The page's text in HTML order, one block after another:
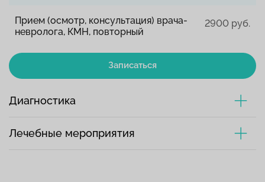
Прием (осмотр, консультация) врача-
невролога, КМН, повторный
2900 руб.
Записаться
Диагностика
Лечебные мероприятия